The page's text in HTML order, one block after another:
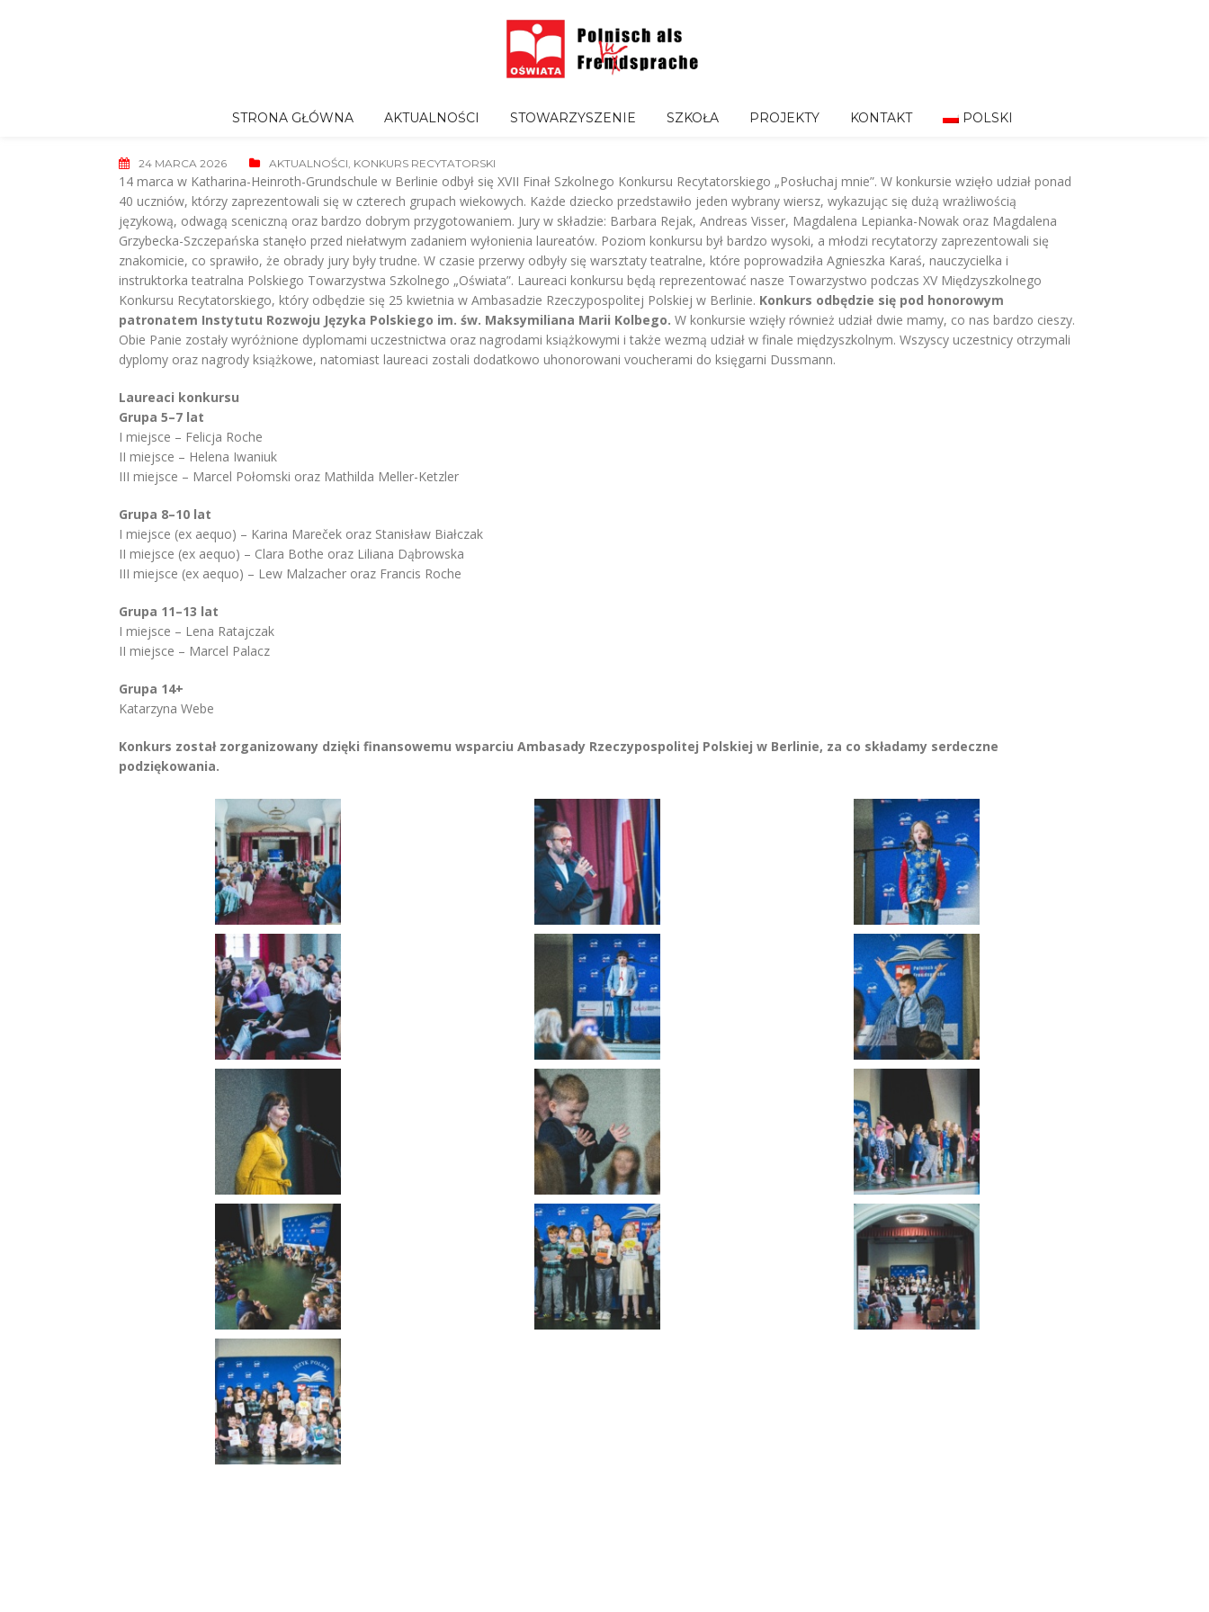
STRONA GŁÓWNA AKTUALNOŚCI STOWARZYSZENIE SZKOŁA PROJEKTY KONTAKT POLSKI
24 MARCA 2026 AKTUALNOŚCI, KONKURS RECYTATORSKI
14 marca w Katharina-Heinroth-Grundschule w Berlinie odbył się XVII Finał Szkolnego Konkursu Recytatorskiego „Posłuchaj mnie”. W konkursie wzięło udział ponad
40 uczniów, którzy zaprezentowali się w czterech grupach wiekowych. Każde dziecko przedstawiło jeden wybrany wiersz, wykazując się dużą wrażliwością
językową, odwagą sceniczną oraz bardzo dobrym przygotowaniem. Jury w składzie: Barbara Rejak, Andreas Visser, Magdalena Lepianka-Nowak oraz Magdalena
Grzybecka-Szczepańska stanęło przed niełatwym zadaniem wyłonienia laureatów. Poziom konkursu był bardzo wysoki, a młodzi recytatorzy zaprezentowali się
znakomicie, co sprawiło, że obrady jury były trudne. W czasie przerwy odbyły się warsztaty teatralne, które poprowadziła Agnieszka Karaś, nauczycielka i
instruktorka teatralna Polskiego Towarzystwa Szkolnego „Oświata”. Laureaci konkursu będą reprezentować nasze Towarzystwo podczas XV Międzyszkolnego
Konkursu Recytatorskiego, który odbędzie się 25 kwietnia w Ambasadzie Rzeczypospolitej Polskiej w Berlinie. Konkurs odbędzie się pod honorowym
patronatem Instytutu Rozwoju Języka Polskiego im. św. Maksymiliana Marii Kolbego. W konkursie wzięły również udział dwie mamy, co nas bardzo cieszy.
Obie Panie zostały wyróżnione dyplomami uczestnictwa oraz nagrodami książkowymi i także wezmą udział w finale międzyszkolnym. Wszyscy uczestnicy otrzymali
dyplomy oraz nagrody książkowe, natomiast laureaci zostali dodatkowo uhonorowani voucherami do księgarni Dussmann.
Laureaci konkursu
Grupa 5–7 lat
I miejsce – Felicja Roche
II miejsce – Helena Iwaniuk
III miejsce – Marcel Połomski oraz Mathilda Meller-Ketzler
Grupa 8–10 lat
I miejsce (ex aequo) – Karina Mareček oraz Stanisław Białczak
II miejsce (ex aequo) – Clara Bothe oraz Liliana Dąbrowska
III miejsce (ex aequo) – Lew Malzacher oraz Francis Roche
Grupa 11–13 lat
I miejsce – Lena Ratajczak
II miejsce – Marcel Palacz
Grupa 14+
Katarzyna Webe
Konkurs został zorganizowany dzięki finansowemu wsparciu Ambasady Rzeczypospolitej Polskiej w Berlinie, za co składamy serdeczne
podziękowania.